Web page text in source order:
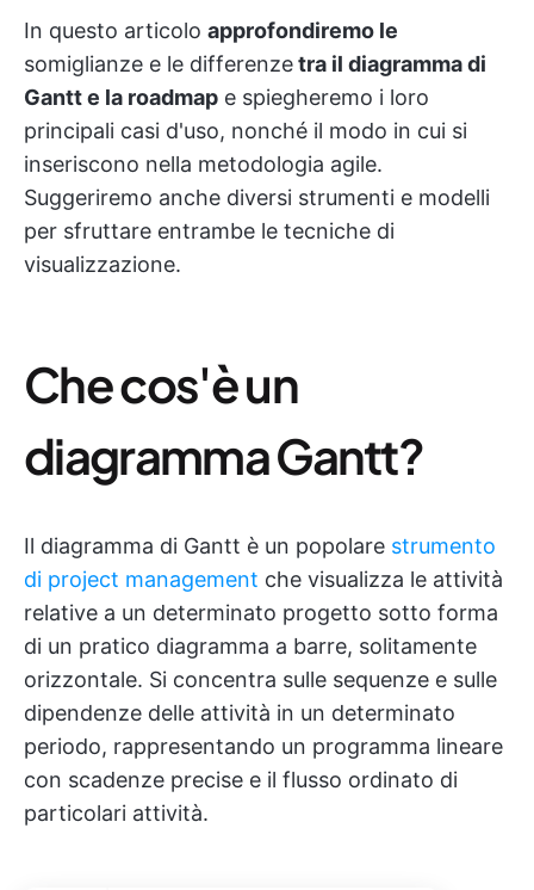
In questo articolo approfondiremo le
somiglianze e le differenzetra il diagramma di
Gantt e la roadmap e spiegheremo i loro
principali casi d'uso, nonché il modo in cui si
inseriscono nella metodologia agile.
Suggeriremo anche diversi strumenti e modelli
per sfruttare entrambe le tecniche di
visualizzazione.
Che cos'è un
diagramma Gantt?
Il diagramma di Gantt è un popolare strumento
di project management che visualizza le attività
relative a un determinato progetto sotto forma
di un pratico diagramma a barre, solitamente
orizzontale. Si concentra sulle sequenze e sulle
dipendenze delle attività in un determinato
periodo, rappresentando un programma lineare
con scadenze precise e il flusso ordinato di
particolari attività.